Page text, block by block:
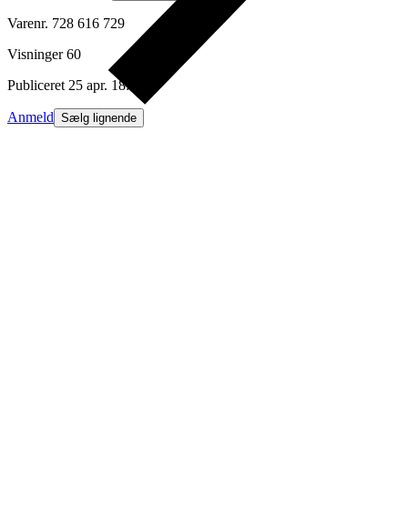
Varenr. 728 616 729
Visninger 60
Publiceret 25 apr. 18:57
Anmeld Sælg lignende